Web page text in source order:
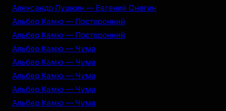
Александр Пушкин — Евгений Онегин
Альбер Камю — Посторонний
Альбер Камю — Посторонний
Альбер Камю — Чума
Альбер Камю — Чума
Альбер Камю — Чума
Альбер Камю — Чума
Альбер Камю — Чума